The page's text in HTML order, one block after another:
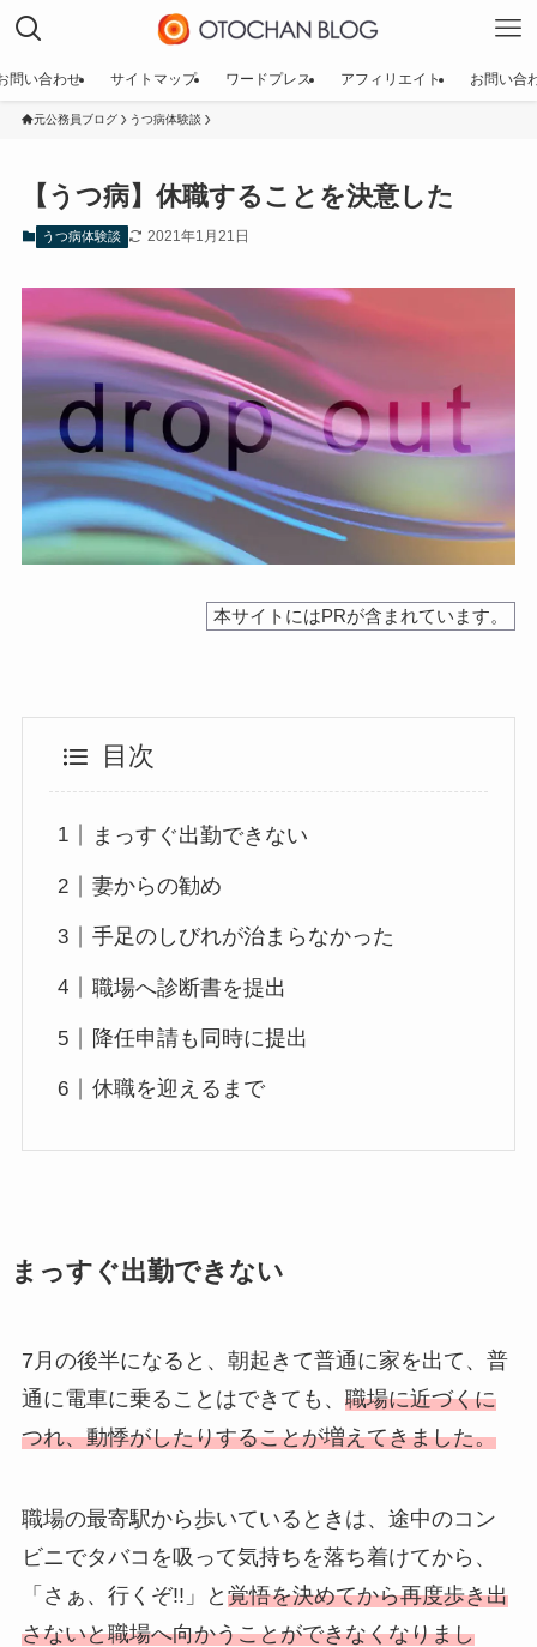
問い合わせ サイトマップ ワードプレス アフィリエイト お問い合
元公務員ブログ うつ病体験談
【うつ病】休職することを決意した
うつ病体験談 2021年1月21日
本サイトにはPRが含まれています。
目次
まっすぐ出勤できない
妻からの勧め
手足のしびれが治まらなかった
職場へ診断書を提出
降任申請も同時に提出
休職を迎えるまで
まっすぐ出勤できない
7月の後半になると、朝起きて普通に家を出て、普
通に電車に乗ることはできても、 職場に近づくに
つれ、動悸がしたりすることが増えてきました。
職場の最寄駅から歩いているときは、途中のコン
ビニでタバコを吸って気持ちを落ち着けてから、
「さぁ、行くぞ!!」と 覚悟を決めてから再度歩き出
さないと職場へ向かうことができなくなりまし